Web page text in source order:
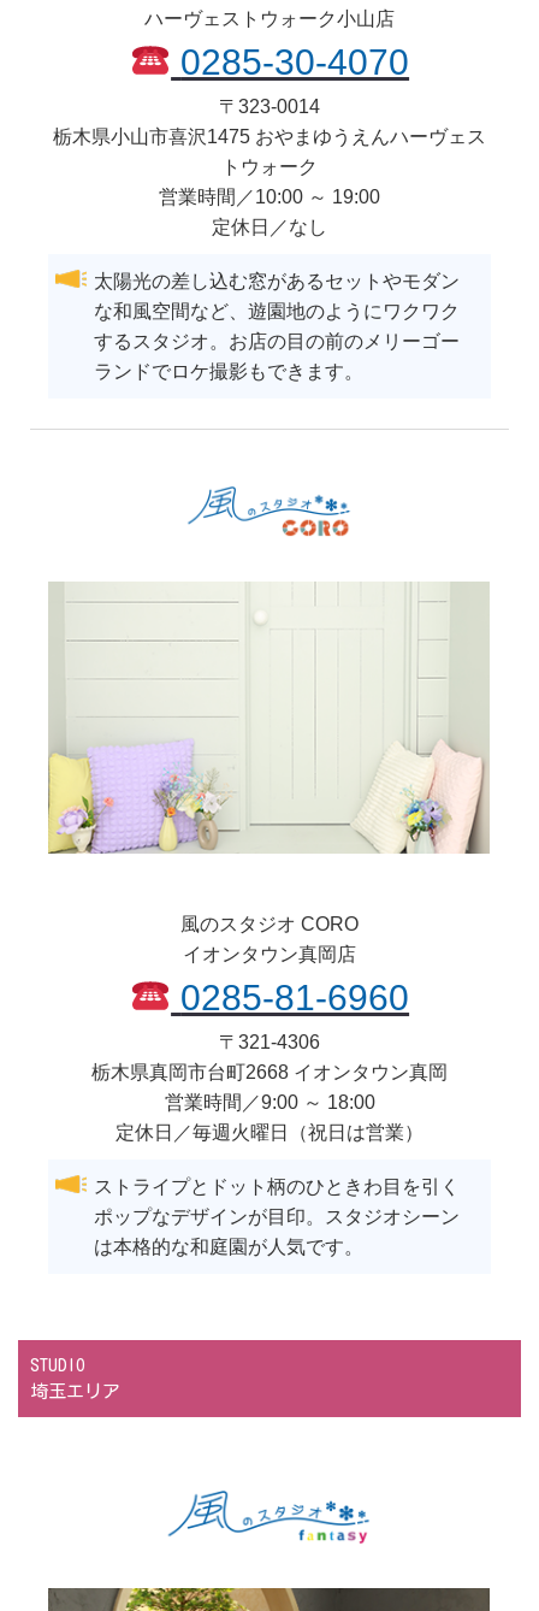
ハーヴェストウォーク小山店
0285-30-4070
〒 323-0014
栃木県小山市喜沢1475 おやまゆうえんハーヴェス
トウォーク
営業時間／10:00 ～ 19:00
定休日／なし
太陽光の差し込む窓があるセットやモダン
な和風空間など、遊園地のようにワクワク
するスタジオ。お店の目の前のメリーゴー
ランドでロケ撮影もできます。
風のスタジオ CORO
イオンタウン真岡店
0285-81-6960
〒 321-4306
栃木県真岡市台町2668 イオンタウン真岡
営業時間／9:00 ～ 18:00
定休日／毎週火曜日（祝日は営業）
ストライプとドット柄のひときわ目を引く
ポップなデザインが目印。スタジオシーン
は本格的な和庭園が人気です。
STUDIO
埼玉エリア